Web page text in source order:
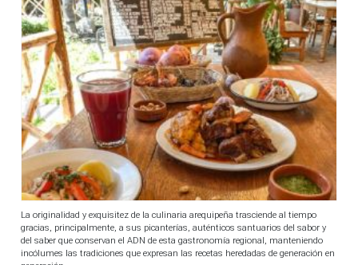
La originalidad y exquisitez de la culinaria arequipeña trasciende al tiempo
gracias, principalmente, a sus picanterías, auténticos santuarios del sabor y
del saber que conservan el ADN de esta gastronomía regional, manteniendo
incólumes las tradiciones que expresan las recetas heredadas de generación en